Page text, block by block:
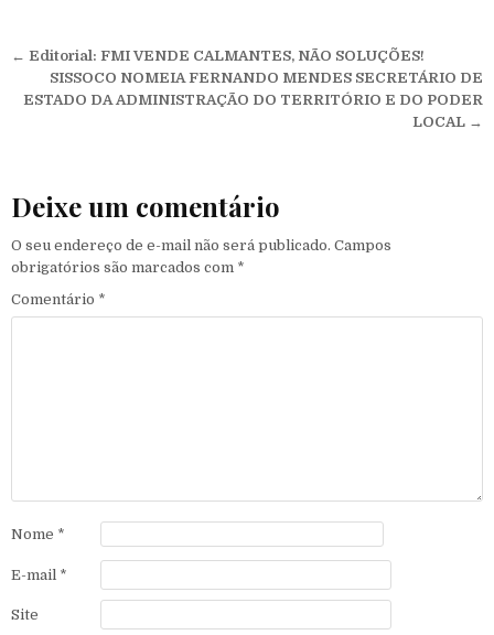
Navegação de Post
← Editorial: FMI VENDE CALMANTES, NÃO SOLUÇÕES!
SISSOCO NOMEIA FERNANDO MENDES SECRETÁRIO DE
ESTADO DA ADMINISTRAÇÃO DO TERRITÓRIO E DO PODER
LOCAL →
Deixe um comentário
O seu endereço de e-mail não será publicado. Campos
obrigatórios são marcados com *
Comentário *
Nome *
E-mail *
Site